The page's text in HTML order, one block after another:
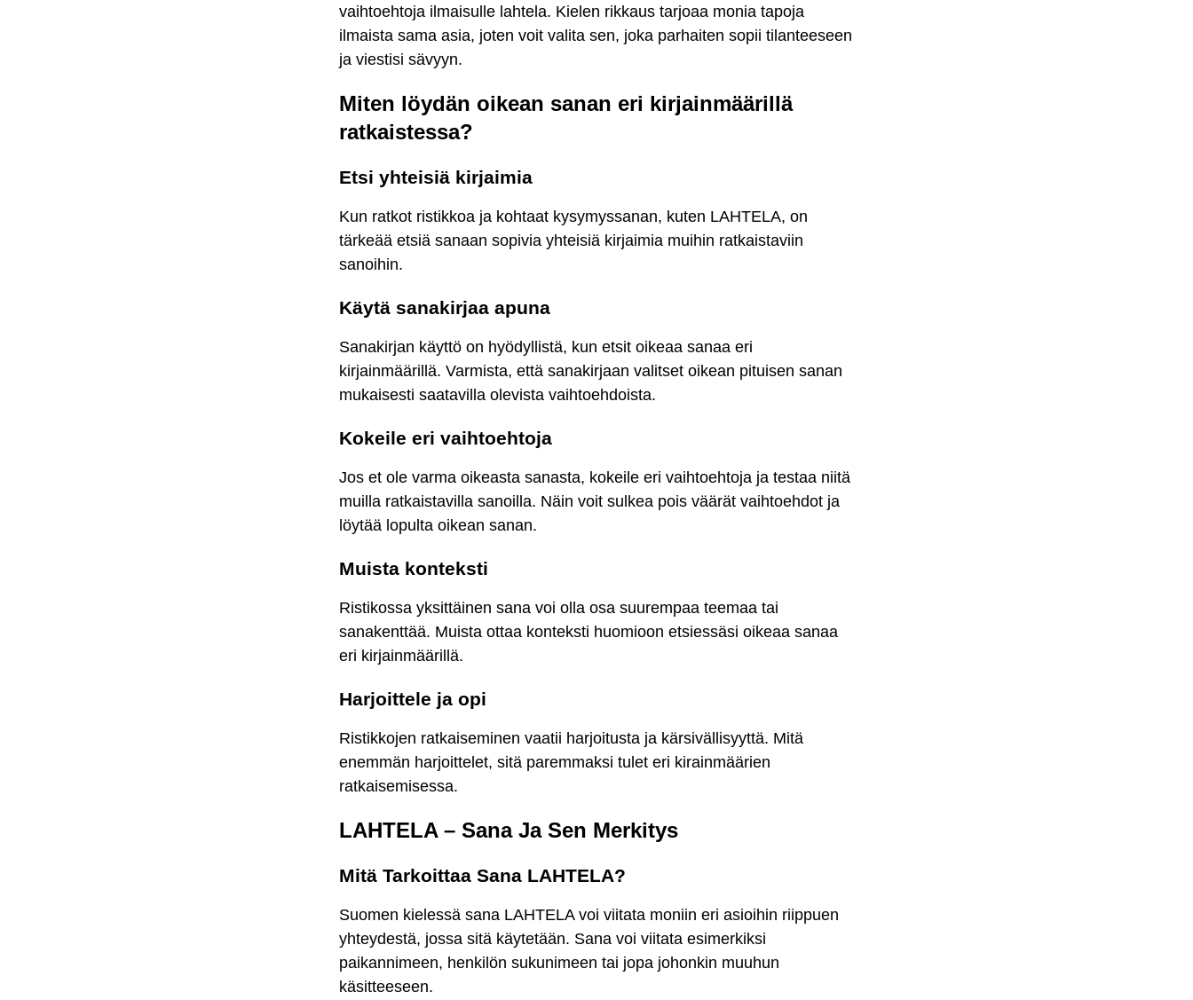
vaihtoehtoja ilmaisulle lahtela. Kielen rikkaus tarjoaa monia tapoja
ilmaista sama asia, joten voit valita sen, joka parhaiten sopii tilanteeseen
ja viestisi sävyyn.
Miten löydän oikean sanan eri kirjainmäärillä
ratkaistessa?
Etsi yhteisiä kirjaimia
Kun ratkot ristikkoa ja kohtaat kysymyssanan, kuten LAHTELA, on
tärkeää etsiä sanaan sopivia yhteisiä kirjaimia muihin ratkaistaviin
sanoihin.
Käytä sanakirjaa apuna
Sanakirjan käyttö on hyödyllistä, kun etsit oikeaa sanaa eri
kirjainmäärillä. Varmista, että sanakirjaan valitset oikean pituisen sanan
mukaisesti saatavilla olevista vaihtoehdoista.
Kokeile eri vaihtoehtoja
Jos et ole varma oikeasta sanasta, kokeile eri vaihtoehtoja ja testaa niitä
muilla ratkaistavilla sanoilla. Näin voit sulkea pois väärät vaihtoehdot ja
löytää lopulta oikean sanan.
Muista konteksti
Ristikossa yksittäinen sana voi olla osa suurempaa teemaa tai
sanakenttää. Muista ottaa konteksti huomioon etsiessäsi oikeaa sanaa
eri kirjainmäärillä.
Harjoittele ja opi
Ristikkojen ratkaiseminen vaatii harjoitusta ja kärsivällisyyttä. Mitä
enemmän harjoittelet, sitä paremmaksi tulet eri kirainmäärien
ratkaisemisessa.
LAHTELA – Sana Ja Sen Merkitys
Mitä Tarkoittaa Sana LAHTELA?
Suomen kielessä sana LAHTELA voi viitata moniin eri asioihin riippuen
yhteydestä, jossa sitä käytetään. Sana voi viitata esimerkiksi
paikannimeen, henkilön sukunimeen tai jopa johonkin muuhun
käsitteeseen.